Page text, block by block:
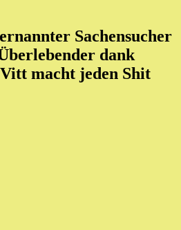
Sachensucher
dank
macht jeden Shit